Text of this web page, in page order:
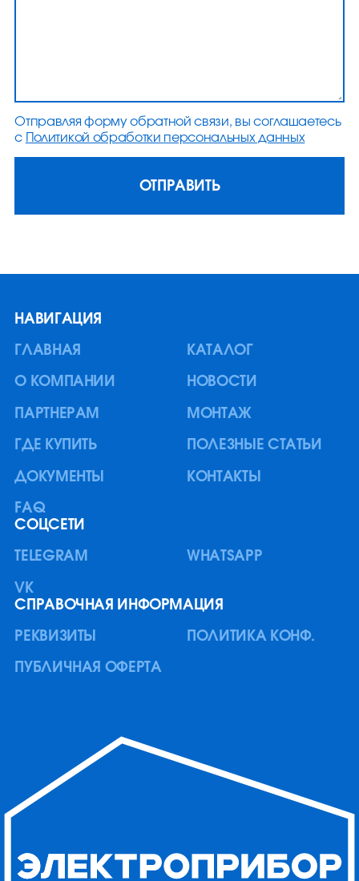
86 560₽
131 080
напряжения R12000C K
В стойку
Отправляя форму обратной связи, вы соглашаетесь
с
Политикой обработки персональных данных
ОТПРАВИТЬ
НАВИГАЦИЯ
ГЛАВНАЯ КАТАЛОГ
О КОМПАНИИ НОВОСТИ
ПАРТНЕРАМ МОНТАЖ
ГДЕ КУПИТЬ ПОЛЕЗНЫЕ СТАТЬИ
ДОКУМЕНТЫ КОНТАКТЫ
FAQ
СОЦСЕТИ
TELEGRAM WHATSAPP
VK
СПРАВОЧНАЯ ИНФОРМАЦИЯ
РЕКВИЗИТЫ ПОЛИТИКА КОНФ.
ПУБЛИЧНАЯ ОФЕРТА